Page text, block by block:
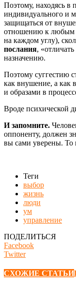
Поэтому, находясь в
индивидуального и
защищаться от
отношению к любым
на каждом углу),
послания,
назначению.
Поэтому суггестию
как внушение, а как
и образами в
Вроде психической
И запомните.
оппоненту, должен
вы сами уверены.
Теги
выбор
жизнь
люди
ум
управление
ПОДЕЛИТЬСЯ
Facebook
Twitter
СХОЖИЕ СТАТЬИ